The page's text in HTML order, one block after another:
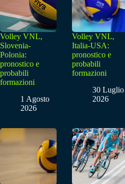
Volley VNL,
Slovenia-
Polonia:
pronostico e
probabili
formazioni
1 Agosto
2026
Volley VNL,
Italia-USA:
pronostico e
probabili
formazioni
30 Luglio
2026